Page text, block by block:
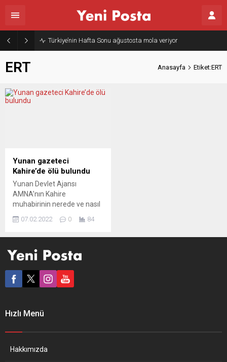
Türkiye’nin Hafta Sonu ağustosta mola veriyor
ERT Anasayfa Etiket:ERT
Yunan gazeteci
Kahire’de ölü bulundu
Yunan Devlet Ajansı
AMNA’nın Kahire
muhabirinin nerede ve nasıl
bilgi yok. Yunanistan
AMNA’nın Kahire muhabiri
Televizyonu ERT’ye de
hizmet veren Nikolaos
Yunanistan’ın Mısır’daki
belirtilirken, gazetecinin
07.02.2022 0 84
Hızlı Menü
Hakkımızda